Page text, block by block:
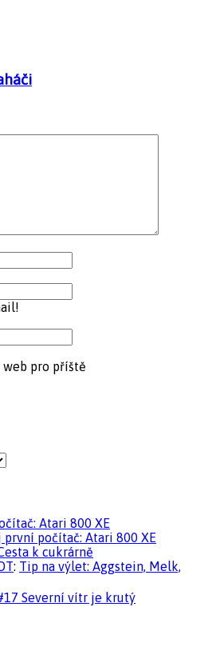
pro příště
Atari 800 XE
první počítač: Atari 800 XE
k cukrárně
: Tip na výlet: Aggstein, Melk,
Severní vítr je krutý